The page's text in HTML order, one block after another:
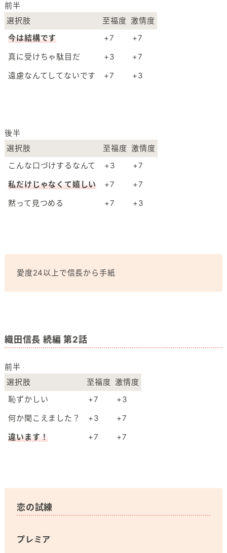
選択肢 至福度 激情度
今は結構です
+7
+7
真に受けちゃ駄目だ
+3
+7
遠慮なんてしてないです
+7 +3
前半
選択肢 至福度 激情度
こんな口づけするなんて
+3
+7
私だけじゃなくて嬉しい
+7
+7
黙って見つめる
+7 +3
後半
愛度24以上で信長から手紙
織田信長 続編 第2話
選択肢 至福度 激情度
恥ずかしい
+7
+3
何か聞こえました？
+3
+7
違います！
+7 +7
前半
恋の試練
プレミア